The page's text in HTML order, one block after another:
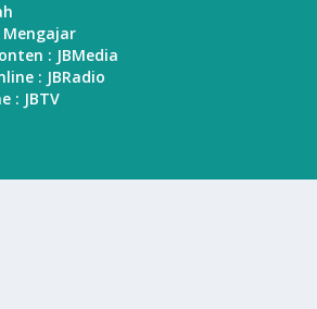
: JBMedia
: JBRadio
: JBTV